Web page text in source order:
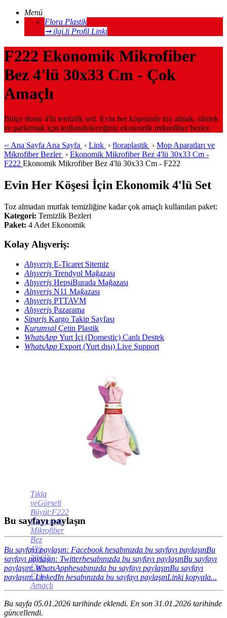
Menü
Flora Plastik
➞ ilgi.li Profil Linki
F222 Ekonomik Mikrofiber
Bez 4'lü 30x33 Cm - Çok
Amaçlı
Bütçe dostu 4'lü temizlik seti. Evin her köşesinde toz almak, silmek
ve parlatmak için kullanabileceğiniz ekonomik mikrofiber bezler.
‹‹ Ana Sayfa Ana Sayfa › Link › floraplastik › Mop Aparatları ve
Mikrofiber Bezler › Ekonomik Mikrofiber Bez 4'lü 30x33 Cm -
F222 Ekonomik Mikrofiber Bez 4'lü 30x33 Cm - F222
Evin Her Köşesi İçin Ekonomik 4'lü Set
Toz almadan mutfak temizliğine kadar çok amaçlı kullanılan paket:
Kategori: Temizlik Bezleri
Paket: 4 Adet Ekonomik
Kolay Alışveriş:
Alışveriş E-Ticaret Sitemiz
Alışveriş Trendyol Mağazası
Alışveriş HepsiBurada Mağazası
Alışveriş N11 Mağazası
Alışveriş PTTAVM
Alışveriş Pazarama
Sipariş Kargo Takip Sayfası
Kurumsal Çetin Plastik
WhatsApp Yurt İçi (Domestic) Canlı Destek
WhatsApp Export (Yurt dışı) Live Support
Tıkla
veGörseli
Büyüt:F222
Ekonomik
Mikrofiber
Bez
4'lü
30x33
Cm -
Çok
Amaçlı
Bu sayfayı paylaşın
Bu sayfayı paylaşın: Facebook hesabınızda bu sayfayı paylaşınBu
sayfayı paylaşın: Twitterhesabınızda bu sayfayı paylaşınBu sayfayı
paylaşın: WhatsApphesabınızda bu sayfayı paylaşınBu sayfayı
paylaşın: LinkedIn hesabınızda bu sayfayı paylaşınLinki kopyala...
Bu sayfa 05.01.2026 tarihinde eklendi. En son 31.01.2026 tarihinde
güncellendi.